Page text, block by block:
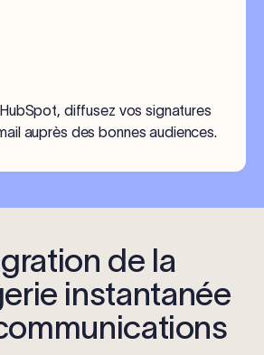
diffusez vos signatures
auprès des bonnes audiences.
de la
instantanée